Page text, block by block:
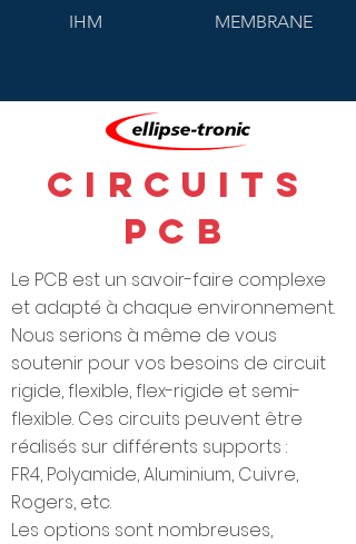
IHM MEMBRANE
CIRCUITS
PCB
Le PCB est un savoir-faire complexe
et adapté à chaque environnement.
Nous serions à même de vous
soutenir pour vos besoins de circuit
rigide, flexible, flex-rigide et semi-
flexible. Ces circuits peuvent être
réalisés sur différents supports :
FR4, Polyamide, Aluminium, Cuivre,
Rogers, etc.
Les options sont nombreuses,